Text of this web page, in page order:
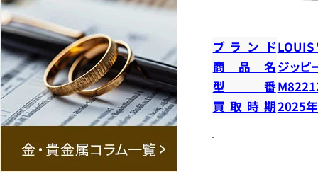
ブランドLOUIS
商品名 ジッピ
型番
買取時期2025